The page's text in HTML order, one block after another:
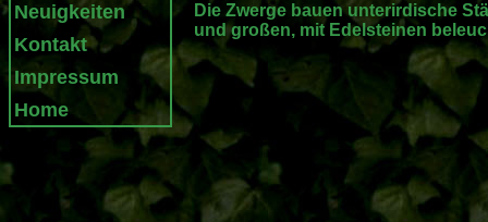
Neuigkeiten
Kontakt
Impressum
Home
Die Zwerge bauen unterirdische
und großen, mit Edelsteinen